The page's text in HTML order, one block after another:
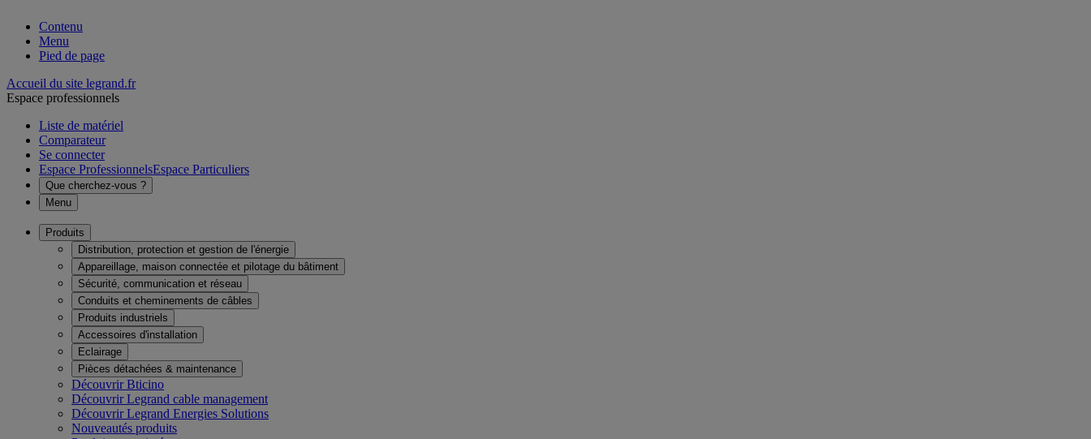
Contenu
Menu
Pied de page
Accueil du site legrand.fr
Espace professionnels
Liste de matériel
Comparateur
Se connecter
Espace ProfessionnelsEspace Particuliers
Que cherchez-vous ?
Menu
Produits
Distribution, protection et gestion de l'énergie
Appareillage, maison connectée et pilotage du bâtiment
Sécurité, communication et réseau
Conduits et cheminements de câbles
Produits industriels
Accessoires d'installation
Eclairage
Pièces détachées & maintenance
Découvrir Bticino
Découvrir Legrand cable management
Découvrir Legrand Energies Solutions
Nouveautés produits